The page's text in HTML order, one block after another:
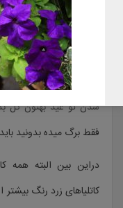
درجه برسه! و این دما
یا انباری این هوا رو
هم هوای خنک بخوره و
شب کمتر میشه و گیاه
شدن تو عید بهتون گل
فقط برگ میده بدونید
دراین بین البته همه
کاتلیاهای زرد رنگ